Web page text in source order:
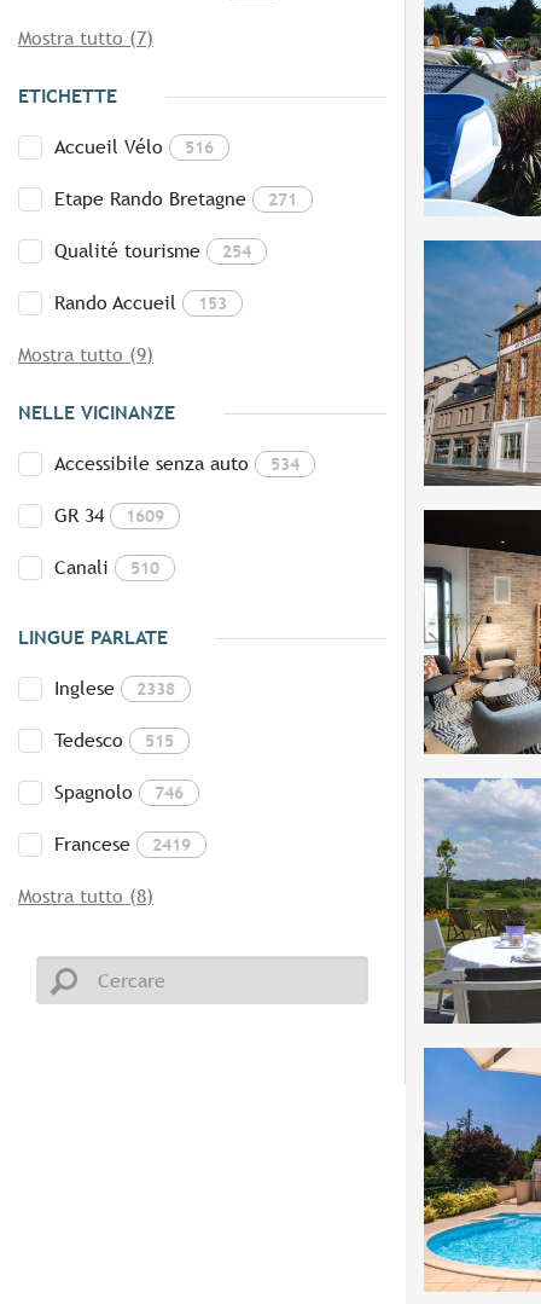
Mostra tutto (7)
ETICHETTE
Accueil Vélo 516
Etape Rando Bretagne 271
Qualité tourisme 254
Rando Accueil 153
Mostra tutto (9)
NELLE VICINANZE
Accessibile senza auto 534
GR 34 1609
Canali 510
LINGUE PARLATE
Inglese 2338
Tedesco 515
Spagnolo 746
Francese 2419
Mostra tutto (8)